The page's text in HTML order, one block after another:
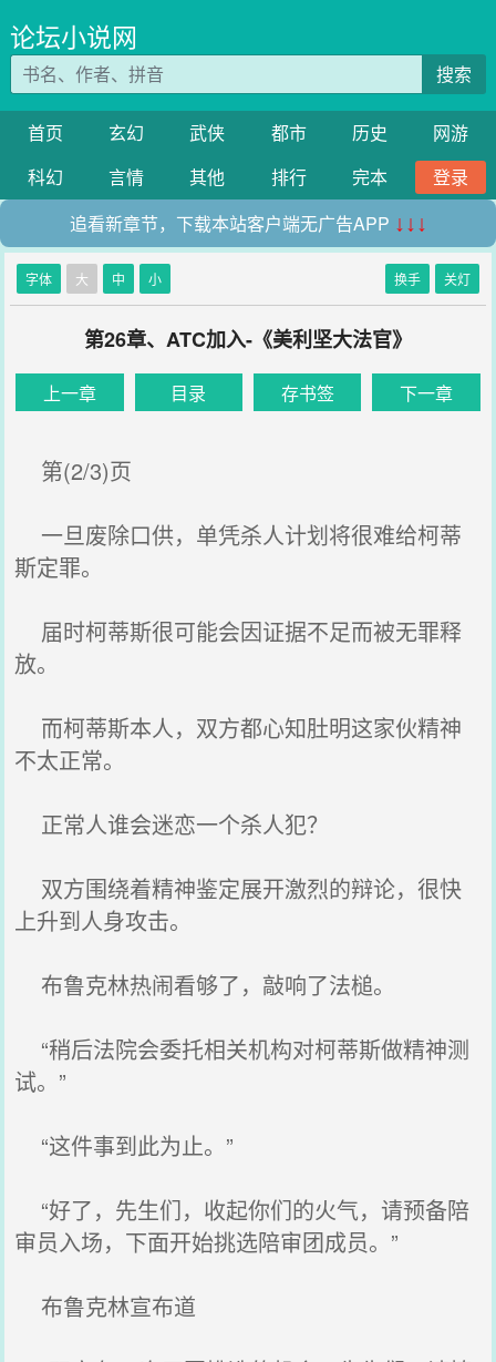
论坛小说网
搜索
首页 玄幻 武侠 都市 历史
网游
科幻
言情 其他 排行 完本
登录
追看新章节，下载本站客户端无广告APP ↓↓↓
字体 大 中 小 换手 关灯
第26章、ATC加入-《美利坚大法官》
上一章 目录 存书签 下一章
第(2/3)页
一旦废除口供，单凭杀人计划将很难给柯蒂
斯定罪。
届时柯蒂斯很可能会因证据不足而被无罪释
放。
而柯蒂斯本人，双方都心知肚明这家伙精神
不太正常。
正常人谁会迷恋一个杀人犯？
双方围绕着精神鉴定展开激烈的辩论，很快
上升到人身攻击。
布鲁克林热闹看够了，敲响了法槌。
“稍后法院会委托相关机构对柯蒂斯做精神测
试。”
“这件事到此为止。”
“好了，先生们，收起你们的火气，请预备陪
审员入场，下面开始挑选陪审团成员。”
布鲁克林宣布道